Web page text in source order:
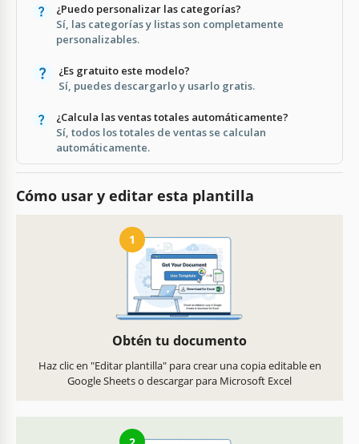
¿Puedo personalizar las categorías?
Sí, las categorías y listas son completamente
personalizables.
¿Es gratuito este modelo?
Sí, puedes descargarlo y usarlo gratis.
¿Calcula las ventas totales automáticamente?
Sí, todos los totales de ventas se calculan
automáticamente.
Cómo usar y editar esta plantilla
1
Obtén tu documento
Haz clic en "Editar plantilla" para crear una copia editable en
Google Sheets o descargar para Microsoft Excel